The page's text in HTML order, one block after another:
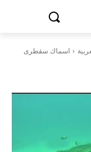
اسماك سقطرى